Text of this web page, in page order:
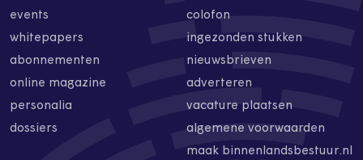
events
whitepapers
abonnementen
online magazine
personalia
dossiers
colofon
ingezonden stukken
nieuwsbrieven
adverteren
vacature plaatsen
algemene voorwaarden
maak binnenlandsbestuur.nl